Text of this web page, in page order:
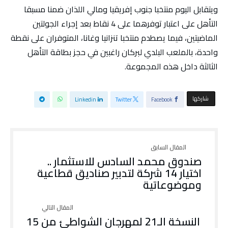
ويتقابل اليوم منتخبا جنوب إفريقيا ومالي اللذان ضمنا مسبقا
التأهل على اعتبار توفرهما على 4 نقاط بعد إجراء الجولتين
الماضيتين، فيما يصطدم منتخبا تنزانيا وغانا، المتوفران على نقطة
واحدة، بالملعب البلدي لبركان راغبين في حجز بطاقة التأهل
الثالثة داخل هذه المجموعة.
‫‫ شاركها‬ Facebook
Twitter
Linkedin
صندوق محمد السادس للاستثمار ..
اختيار 14 شركة لتدبير صناديق قطاعية
وموضوعاتية
النسخة الـ21 لمهرجان الشواطئ من 15